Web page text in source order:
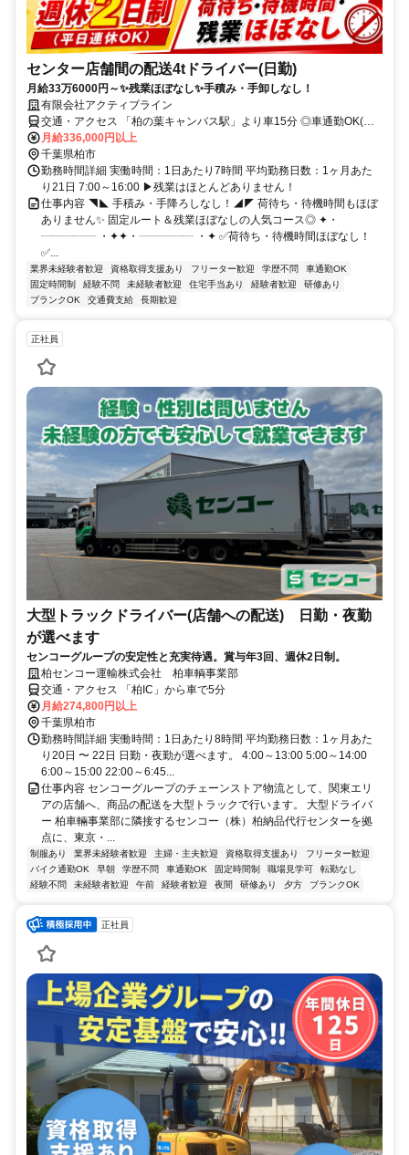
センター店舗間の配送4tドライバー(日勤)
月給33万6000円～✨残業ほぼなし✨手積み・手卸しなし！
有限会社アクティブライン
交通・アクセス 「柏の葉キャンパス駅」より車15分 ◎車通勤OK(駐
車場完備)
月給336,000円以上
千葉県柏市
勤務時間詳細 実働時間：1日あたり7時間 平均勤務日数：1ヶ月あた
り21日 7:00～16:00 ▶残業はほとんどありません！
仕事内容 ◥◣ 手積み・手降ろしなし！◢◤ 荷待ち・待機時間もほぼ
ありません✨ 固定ルート＆残業ほぼなしの人気コース◎ ✦・
┈┈┈┈┈ ・✦✦・┈┈┈┈┈ ・✦ ✅荷待ち・待機時間ほぼなし！
✅...
業界未経験者歓迎 資格取得支援あり フリーター歓迎 学歴不問
車通勤OK
固定時間制
経験不問 未経験者歓迎 住宅手当あり 経験者歓迎
研修あり
ブランクOK
交通費支給 長期歓迎
正社員
大型トラックドライバー(店舗への配送) 日勤・夜勤
が選べます
センコーグループの安定性と充実待遇。賞与年3回、週休2日制。
柏センコー運輸株式会社 柏車輌事業部
交通・アクセス 「柏IC」から車で5分
月給274,800円以上
千葉県柏市
勤務時間詳細 実働時間：1日あたり8時間 平均勤務日数：1ヶ月あた
り20日 〜 22日 日勤・夜勤が選べます。 4:00～13:00 5:00～14:00
6:00～15:00 22:00～6:45...
仕事内容 センコーグループのチェーンストア物流として、関東エリ
アの店舗へ、商品の配送を大型トラックで行います。 大型ドライバ
ー 柏車輛事業部に隣接するセンコー（株）柏納品代行センターを拠
点に、東京・...
制服あり 業界未経験者歓迎 主婦・主夫歓迎 資格取得支援あり
フリーター歓迎
バイク通勤OK
早朝 学歴不問 車通勤OK 固定時間制 職場見学可
転勤なし
経験不問
未経験者歓迎 午前 経験者歓迎 夜間 研修あり 夕方 ブランクOK
正社員